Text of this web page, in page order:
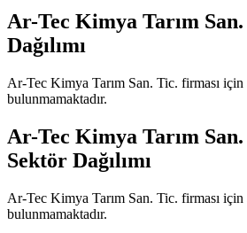
Ar-Tec Kimya Tarım
Dağılımı
Ar-Tec Kimya Tarım San. Tic. firması için
bulunmamaktadır.
Ar-Tec Kimya Tarım
Sektör Dağılımı
Ar-Tec Kimya Tarım San. Tic. firması için
bulunmamaktadır.